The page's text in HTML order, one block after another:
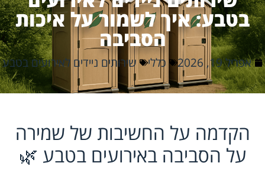
בטבע: איך לשמור על איכות
הסביבה
אפריל 19, 2026 כללי שירותים ניידים לאירועים בטבע
הקדמה על החשיבות של שמירה
על הסביבה באירועים בטבע 🌿